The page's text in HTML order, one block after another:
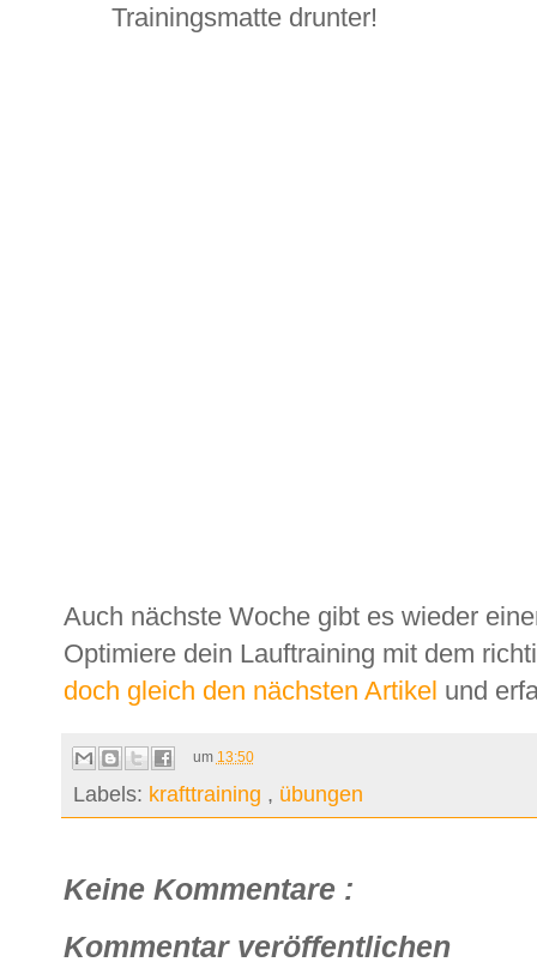
Trainingsmatte drunter!
Auch nächste Woche gibt es wieder
Optimiere dein Lauftraining mit dem
doch gleich den nächsten Artikel und
um 13:50
Labels: krafttraining , übungen
Keine Kommentare :
Kommentar veröffentlichen